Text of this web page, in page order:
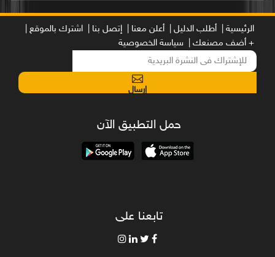
الرئيسية | أطلب الدليل | أعلن معنا | إتصل بنا |
اشترك بالموقع |
+ أضف مصنعك |
سياسة الخصوصية
إرسال
حمل التطبيق الآن
تابعنا على